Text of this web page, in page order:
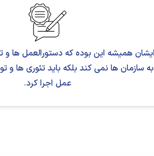
همیشه این بوده که دستورالعمل ها و
سازمان ها نمی کند بلکه باید تئوری ها و
عمل اجرا کرد.